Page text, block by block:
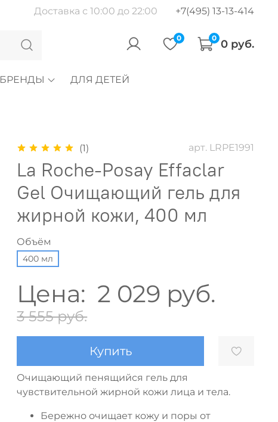
Доставка с 10:00 до 22:00 +7(495) 13-13-414
0 0 0 руб.
БРЕНДЫ ДЛЯ ДЕТЕЙ
(1) арт. LRPE1991
La Roche-Posay Effaclar
Gel Очищающий гель для
жирной кожи, 400 мл
Объём
400 мл
Цена: 2 029 руб.
3 555 руб.
Купить
Очищающий пенящийся гель для
чувствительной жирной кожи лица и тела.
Бережно очищает кожу и поры от